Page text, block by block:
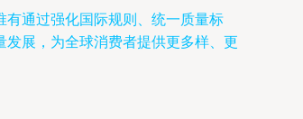
通过强化国际规则、统一质量标
展，为全球消费者提供更多样、更